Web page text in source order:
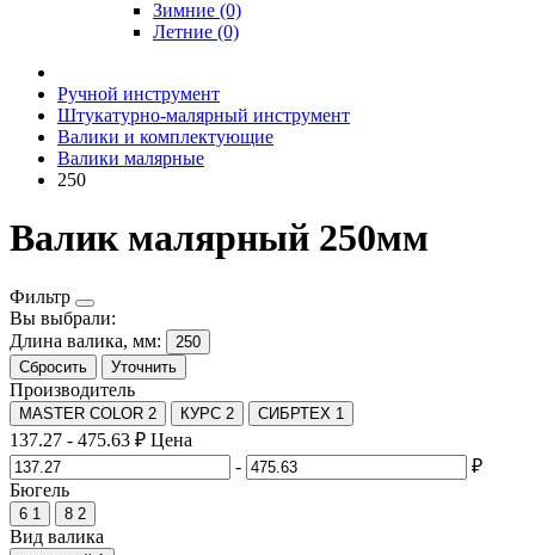
Зимние (0)
Летние (0)
Ручной инструмент
Штукатурно-малярный инструмент
Валики и комплектующие
Валики малярные
250
Валик малярный 250мм
Фильтр
Вы выбрали:
Длина валика, мм:
250
Сбросить
Уточнить
Производитель
MASTER COLOR 2 КУРС 2 СИБРТЕХ 1
137.27 - 475.63 ₽ Цена
-
₽
Бюгель
6 1 8 2
Вид валика